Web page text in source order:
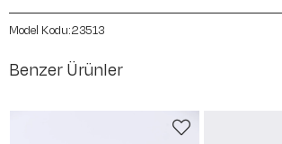
23513
Benzer Ürünler